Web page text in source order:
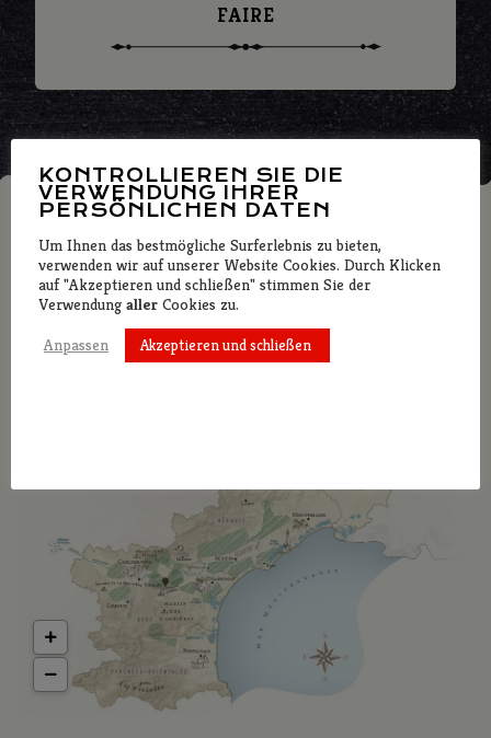
FAIRE
INTERAKTIVE
KARTE
KONTROLLIEREN SIE DIE
VERWENDUNG IHRER
PERSÖNLICHEN DATEN
Um Ihnen das bestmögliche Surferlebnis zu bieten,
verwenden wir auf unserer Website Cookies. Durch Klicken
auf "Akzeptieren und schließen" stimmen Sie der
Verwendung aller Cookies zu.
Anpassen Akzeptieren und schließen